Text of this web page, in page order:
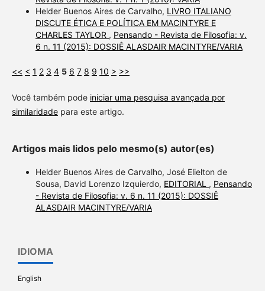
Helder Buenos Aires de Carvalho, LIVRO ITALIANO
DISCUTE ÉTICA E POLÍTICA EM MACINTYRE E
CHARLES TAYLOR , Pensando - Revista de Filosofia: v.
6 n. 11 (2015): DOSSIÊ ALASDAIR MACINTYRE/VARIA
<< < 1 2 3 4 5 6 7 8 9 10 > >>
Você também pode iniciar uma pesquisa avançada por
similaridadepara este artigo.
Artigos mais lidos pelo mesmo(s) autor(es)
Helder Buenos Aires de Carvalho, José Elielton de
Sousa, David Lorenzo Izquierdo, EDITORIAL , Pensando
- Revista de Filosofia: v. 6 n. 11 (2015): DOSSIÊ
ALASDAIR MACINTYRE/VARIA
IDIOMA
English